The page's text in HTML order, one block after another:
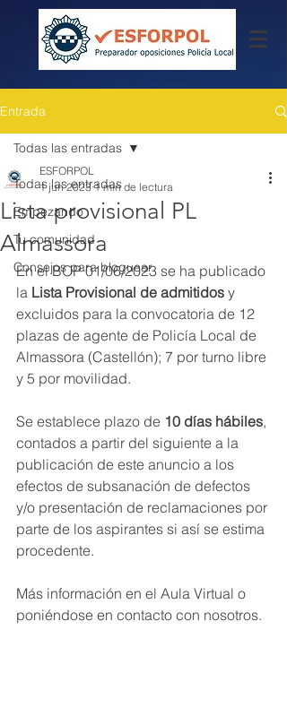
Entrada
Todas las entradas
Empezando
Tu comunidad
Consejos para bloguear
Todas las entradas
Lista provisional PL
Almassora
ESFORPOL
1 jun 2023 1 min de lectura
En el BOP 01/06/2023 se ha publicado
la Lista Provisional de admitidos y
excluidos para la convocatoria de 12
plazas de agente de Policía Local de
Almassora (Castellón); 7 por turno libre
y 5 por movilidad.
Se establece plazo de 10 días hábiles,
contados a partir del siguiente a la
publicación de este anuncio a los
efectos de subsanación de defectos
y/o presentación de reclamaciones por
parte de los aspirantes si así se estima
procedente.
Más información en el Aula Virtual o
poniéndose en contacto con nosotros.